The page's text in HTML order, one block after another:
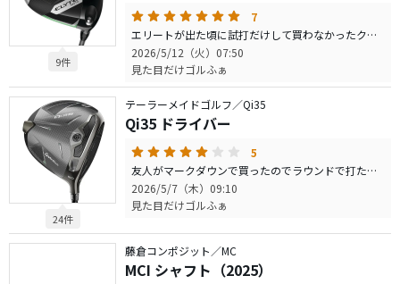
9件
7
エリートが出た頃に試打だけして買わなかったクラブ。当時から印象はめちゃくちゃ良かったです。 GWセールで安くなってたのと使わなくなって眠っていたUTを下取りに出して2万ちょいで買えたので買ってみました。 現在DS-ADAPT MAX-KにATTASサンライズレッド5SXを使っています。 練習場で簡易測定器を使って比較してきました。 ①飛距離はMAX-Kの方が飛んでる。 ②捕まりはMAX-Kの方が安定している。 ③スピン量はTDの方が少ない。 ④球の高さはMAX-Kの方が高い。 ⑤やさしさはMAX-Kの方が高い。 ⑥打感はTDの方が良い。 自分的には純正グリーンがいまいち合わず安定感にかけるし左に行きすぎの球も低い感じだったので、手持ちにあったプロジェクトX CYPHER FIFTY 5.5（パラダイムUS純正）に差し替えて打ってみました。 ①飛距離はMAX-Kと同等かTDの方が少し飛んでる。 ②捕まりはTDの方が安定している。 ③スピン量はTDの方が少ない。 ④球の高さはMAX-Kの方が高い。 ⑤やさしさはMAX-Kの方が高いけどTDは捕まり方が一定なのでこちらも違う意味でやさしい。 ⑥打感はTDの方が良い。 少し振りやすくなったシャフトのおかげでミート率が上がり少し飛び、捕まり方もナチュラルになったおかげで悩まずに済みました。 これでシャフトを合わせたらもっと飛びそうな雰囲気はあります。 MAX-Kもとてもいいクラブで安定感抜群でそこそこ飛んでいましたが左が消せないクラブでした。 TDは捕まり方が一定なのでMAX-Kよりは左を消せます。 構えた感じが少し逃げ顔があるのに捕まる。最初は違和感はありましたが、「大丈夫。自然と捕まる。」と理解できたら大丈夫です。この塊感も好きなので今度ラウンドで試してみようと思います。それで雰囲気良ければ今度はシャフトを探そうかなと思ってます。
2026/5/12（火）07:50
見た目だけゴルふぁ
24件
テーラーメイドゴルフ／Qi35
Qi35 ドライバー
5
友人がマークダウンで買ったのでラウンドで打たせてもらいました。 ウェイトがノーマル位置だとケツがかなり落ちる感覚があってロフトもスピンも増える。ヘッドもなかなか降りてこない感じで10Kみたいな感覚ですかね。 ウェイトを前後変えると少しマシになりましたがまだ降りてこない。ただ、ロフトが増える動きは少なくなるのでスピンもノーマル位置より少し減りました。 捕まりは非常に良い。捕まりすぎない捕まり方で狙った方向から軽いドローで飛んでいく。ノーマルウェイト位置だとフックが強い。 打感はカーボンだからか結構独特な感じ。柔らかさはあるけどフェースの厚みみたいなのも感じる。打音は大人しい感じで好きです。 飛距離は感触的にはあまり飛んでる感じしないのに行ってみると自分のドライバー（DS-ADAPT MAX-K）と同じ所まで飛んでいたので飛ぶドライバーだと思います。 操作性はあまり無し。クラブなりに仕事させるのが一番。 ウェイトで性格が変わりそうな雰囲気あるので色々と試したくなるクラブですね。
2026/5/7（木）09:10
見た目だけゴルふぁ
藤倉コンポジット／MC
MCI シャフト（2025）